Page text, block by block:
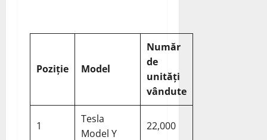
Poziție Model
Număr
de
unități
vândute
1
Tesla
Model Y
22,000